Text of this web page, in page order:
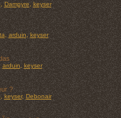
,Dampyre, keyser
, arduin,keyser
arduin keyser
?
,keyser,Debonair